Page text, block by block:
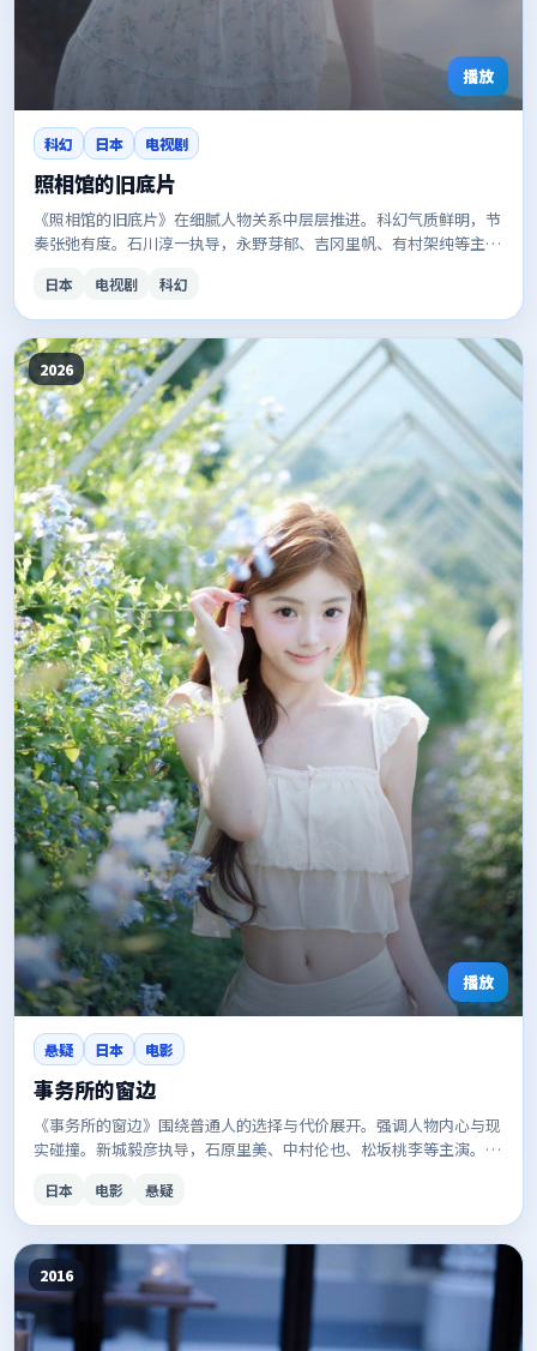
播放
科幻 日本 电视剧
照相馆的旧底片
《照相馆的旧底片》在细腻人物关系中层层推进。科幻气质鲜明，节
奏张弛有度。石川淳一执导，永野芽郁、吉冈里帆、有村架纯等主
日本 电视剧 科幻
2026
播放
悬疑 日本 电影
事务所的窗边
《事务所的窗边》围绕普通人的选择与代价展开。强调人物内心与现
实碰撞。新城毅彦执导，石原里美、中村伦也、松坂桃李等主演。口
日本 电影 悬疑
2016